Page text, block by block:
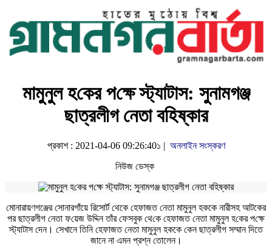
মামুনুল হ‌কের প‌ক্ষে স্ট্যাটাস: সুনামগঞ্জ
ছাত্রলীগ নেতা বহিষ্কার
প্রকাশ : 2021-04-06 09:26:40১ | অনলাইন সংস্করণ
নিউজ ডেস্ক
মোনারায়ণগঞ্জের সোনারগাঁয়ে রিসোর্ট থেকে হেফাজত নেতা মামুনুল হককে নারীসহ আটকের
পর ছাত্রলীগ নেতা ফ‌য়েজ উদ্দিন তাঁর ফেসবুক থে‌কে হেফাজত নেতা মামুনুল হ‌কের প‌ক্ষে
স্ট্যাটাস দেন। সেখানে তিনি হেফাজত নেতা মামুনুল হককে কেন ছাত্রলীগ সম্মান দিতে
জানে না এমন প্রশ্ন তোলেন।